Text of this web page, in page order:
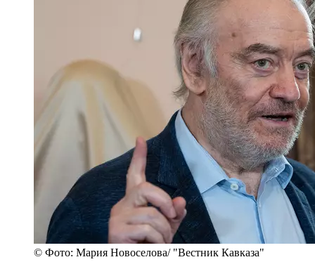
© Фото: Мария Новоселова/ "Вестник Кавказа"